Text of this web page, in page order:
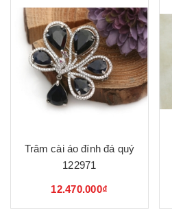
Trâm cài áo đính đá quý
122971
12.470.000₫